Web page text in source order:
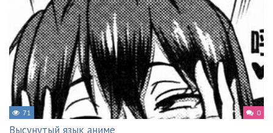
71 0
Высунутый язык аниме